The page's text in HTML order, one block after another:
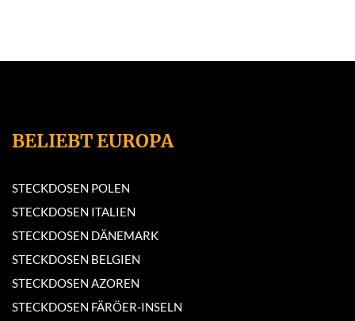
BELIEBT EUROPA
STECKDOSEN POLEN
STECKDOSEN ITALIEN
STECKDOSEN DÄNEMARK
STECKDOSEN BELGIEN
STECKDOSEN AZOREN
STECKDOSEN FÄRÖER-INSELN